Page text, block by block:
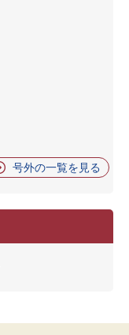
号外の一覧を見る